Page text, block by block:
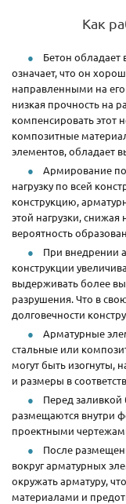
Как
Бетон обладает
означает, что он
направленными на
низкая прочность на
компенсировать этот
композитные
элементов, обладает
Армирование
нагрузку по всей
конструкцию,
этой нагрузки,
вероятность
При внедрении
конструкции
выдерживать более
разрушения. Что в
долговечности
Арматурные
стальные или
могут быть
и размеры в
Перед
размещаются внутри
проектными
После
вокруг арматурных
окружать арматуру,
материалами и